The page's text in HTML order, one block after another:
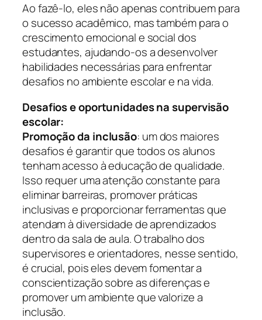
Ao fazê-lo, eles não apenas contribuem para
o sucesso acadêmico, mas também para o
crescimento emocional e social dos
estudantes, ajudando-os a desenvolver
habilidades necessárias para enfrentar
desafios no ambiente escolar e na vida.
Desafios e oportunidades na supervisão
escolar:
Promoção da inclusão: um dos maiores
desafios é garantir que todos os alunos
tenham acesso à educação de qualidade.
Isso requer uma atenção constante para
eliminar barreiras, promover práticas
inclusivas e proporcionar ferramentas que
atendam à diversidade de aprendizados
dentro da sala de aula. O trabalho dos
supervisores e orientadores, nesse sentido,
é crucial, pois eles devem fomentar a
conscientização sobre as diferenças e
promover um ambiente que valorize a
inclusão.